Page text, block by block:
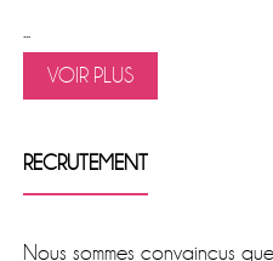
...
VOIR PLUS
RECRUTEMENT
Nous sommes convaincus